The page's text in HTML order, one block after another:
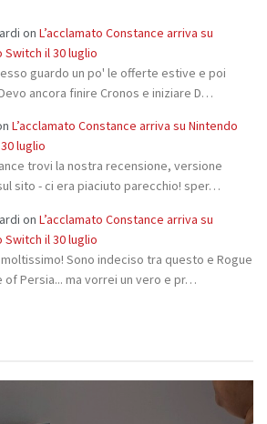
on L’acclamato Constance arriva su
Switch il 30 luglio
guardo un po' le offerte estive e poi
ancora finire Cronos e iniziare D…
L’acclamato Constance arriva su Nintendo
luglio
trovi la nostra recensione, versione
sito - ci era piaciuto parecchio! sper…
on L’acclamato Constance arriva su
Switch il 30 luglio
Sono indeciso tra questo e Rogue
of Persia... ma vorrei un vero e pr…